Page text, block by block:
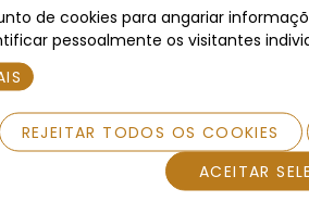
de cookies para angariar
pessoalmente os visitantes
REJEITAR TODOS OS COOKIES
ACEITAR
Tipo de Venda
Leilão Eletrónico
Negociação Particular
Oportunidades
Carros
Imóveis
Equipamentos